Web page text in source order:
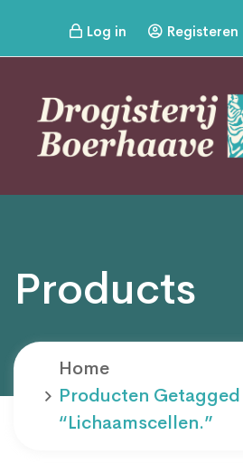
Log in Registeren
Products
Home
Producten Getagged
“lichaamscellen.”